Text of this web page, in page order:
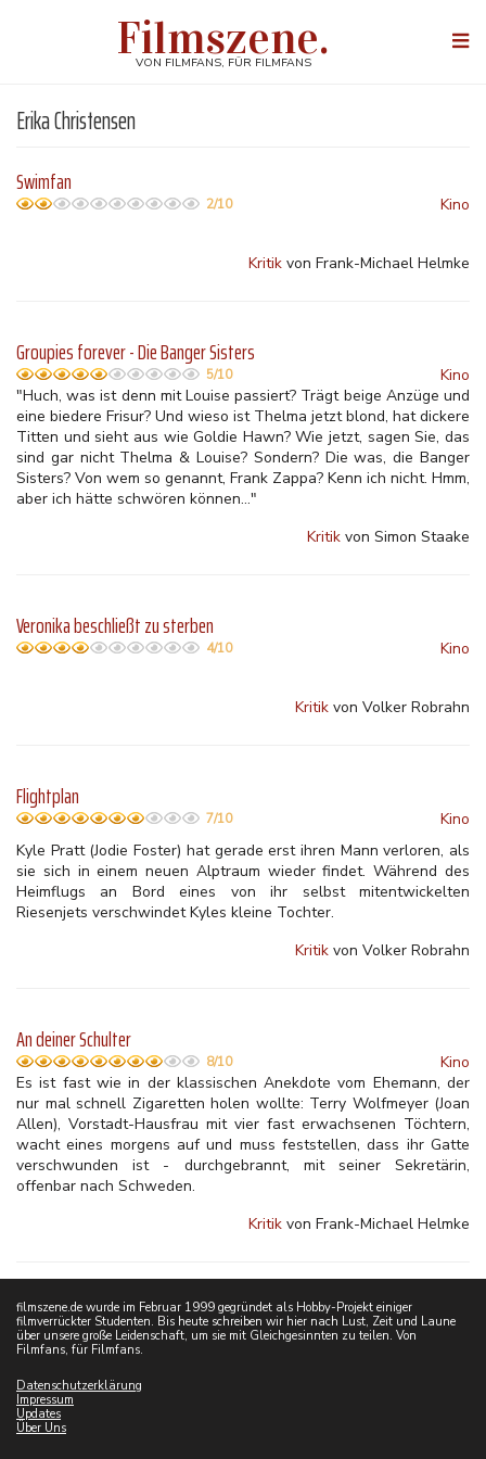
Filmszene.
VON FILMFANS, FÜR FILMFANS
Erika Christensen
Swimfan
2/10 Kino
Kritik von Frank-Michael Helmke
Groupies forever - Die Banger Sisters
5/10
Kino
"Huch, was ist denn mit Louise passiert? Trägt beige Anzüge und
eine biedere Frisur? Und wieso ist Thelma jetzt blond, hat dickere
Titten und sieht aus wie Goldie Hawn? Wie jetzt, sagen Sie, das
sind gar nicht Thelma & Louise? Sondern? Die was, die Banger
Sisters? Von wem so genannt, Frank Zappa? Kenn ich nicht. Hmm,
aber ich hätte schwören können..."
Kritik von Simon Staake
Veronika beschließt zu sterben
4/10 Kino
Kritik von Volker Robrahn
Flightplan
7/10
Kino
Kyle Pratt (Jodie Foster) hat gerade erst ihren Mann verloren, als
sie sich in einem neuen Alptraum wieder findet. Während des
Heimflugs an Bord eines von ihr selbst mitentwickelten
Riesenjets verschwindet Kyles kleine Tochter.
Kritik von Volker Robrahn
An deiner Schulter
8/10
Kino
Es ist fast wie in der klassischen Anekdote vom Ehemann, der
nur mal schnell Zigaretten holen wollte: Terry Wolfmeyer (Joan
Allen), Vorstadt-Hausfrau mit vier fast erwachsenen Töchtern,
wacht eines morgens auf und muss feststellen, dass ihr Gatte
verschwunden ist - durchgebrannt, mit seiner Sekretärin,
offenbar nach Schweden.
Kritik von Frank-Michael Helmke
filmszene.de wurde im Februar 1999 gegründet als Hobby-Projekt einiger
filmverrückter Studenten. Bis heute schreiben wir hier nach Lust, Zeit und Laune
über unsere große Leidenschaft, um sie mit Gleichgesinnten zu teilen. Von
Filmfans, für Filmfans.
Datenschutzerklärung
Impressum
Updates
Über Uns